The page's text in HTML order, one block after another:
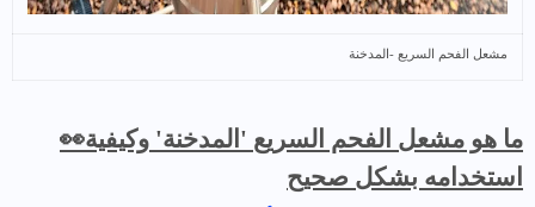
مشعل الفحم السريع -المدخنة
👀ما هو مشعل الفحم السريع 'المدخنة' وكيفية
استخدامه بشكل صحيح